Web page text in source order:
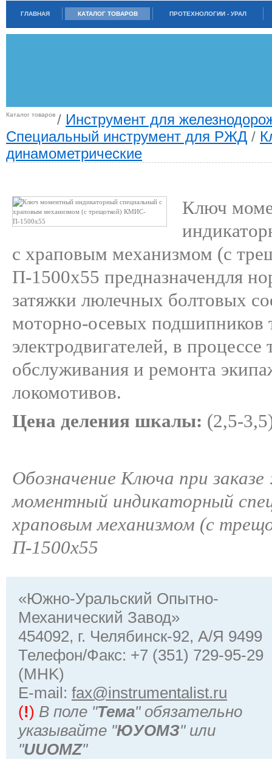
ГЛАВНАЯ КАТАЛОГ ТОВАРОВ ПРОТЕХНОЛОГИИ - УРАЛ
Каталог товаров / Инструмент для
Специальный инструмент для РЖД /
динамометрические
Ключ
с храповым механизмом (с
П-1500х55 предназначендля
затяжки люлечных болтовых
моторно-осевых подшипников
электродвигателей, в процессе
обслуживания и ремонта
локомотивов.
Цена деления шкалы: (2,5-
Обозначение Ключа при
моментный индикаторный
храповым механизмом (с
П-1500х55
«Южно-Уральский Опытно-
Механический Завод»
454092, г. Челябинск-92, А/Я 9499
Телефон/Факс: +7 (351) 729-95-29
(MHK)
Е-mail: fax@instrumentalist.ru
(!) В поле "Тема" обязательно
указывайте "ЮУОМЗ" или
"UUOMZ"